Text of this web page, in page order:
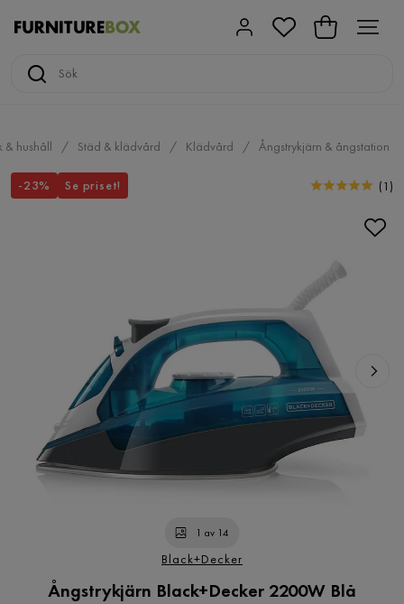
& hushåll Städ & klädvård Klädvård Ångstrykjärn & ångstation
-23% Se priset! (1 )
1 av 14
Black+Decker
Ångstrykjärn Black+Decker 2200W Blå